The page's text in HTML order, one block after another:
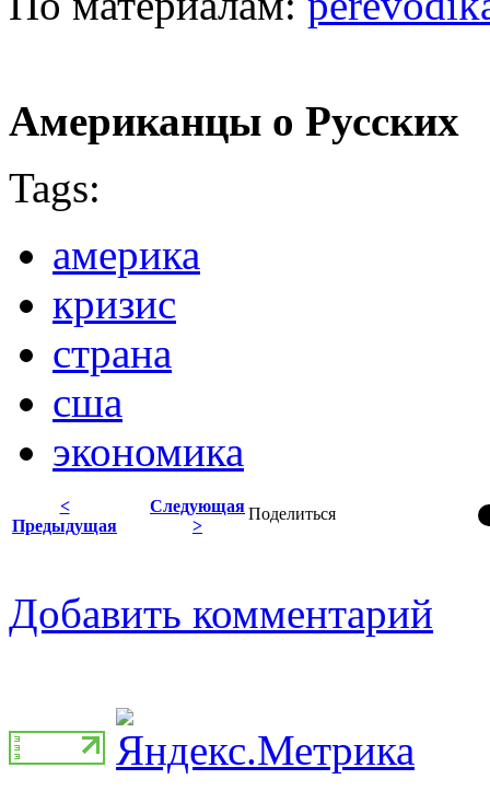
Американцы о Русских
Tags:
америка
кризис
страна
сша
экономика
Поделиться
<
Предыдущая
Следующая
>
Добавить комментарий